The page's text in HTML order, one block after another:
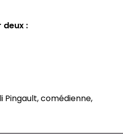
deux :
Pingault, comédienne,